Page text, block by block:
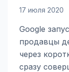
17 июля 2020
Google
продавцы
через
сразу